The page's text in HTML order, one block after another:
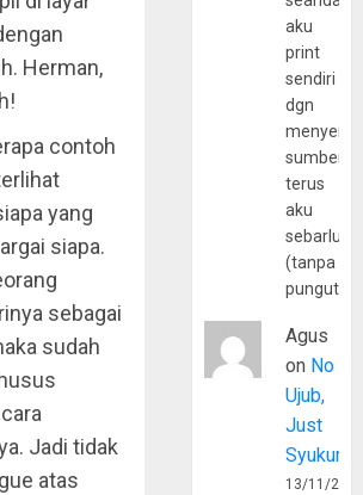
Herman,
contoh
yang
siapa.
sebagai
sudah
Jadi tidak
atas
aku
print
sendiri
dgn
sumber
terus
aku
(tanpa
Agus
on No
Ujub,
Just
Syukur
13/11/